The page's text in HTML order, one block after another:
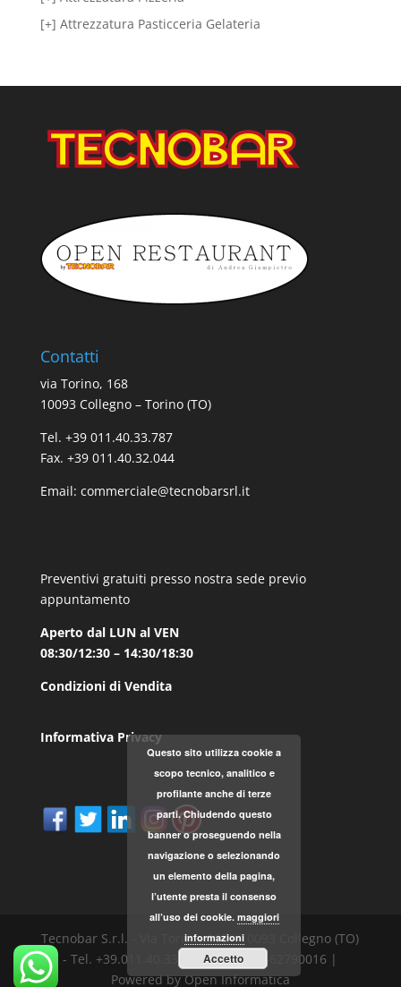
[+] Attrezzatura Pasticceria Gelateria
Contatti
via Torino, 168
10093 Collegno – Torino (TO)
Tel. +39 011.40.33.787
Fax. +39 011.40.32.044
Email: commerciale@tecnobarsrl.it
Preventivi gratuiti presso nostra sede previo
appuntamento
Aperto dal LUN al VEN
08:30/12:30 – 14:30/18:30
Condizioni di Vendita
Informativa Privacy
Tecnobar S.r.l. - Via Torino, 168 - 10093 Collegno (TO)
- Tel. +39.011.40.33.787 - P.IVA 04562790016 |
Powered by Open Informatica
Questo sito utilizza cookie a
scopo tecnico, analitico e
profilante anche di terze
parti. Chiudendo questo
banner o proseguendo nella
navigazione o selezionando
un elemento della pagina,
l’utente presta il consenso
all’uso dei cookie. maggiori
informazioni
Accetto